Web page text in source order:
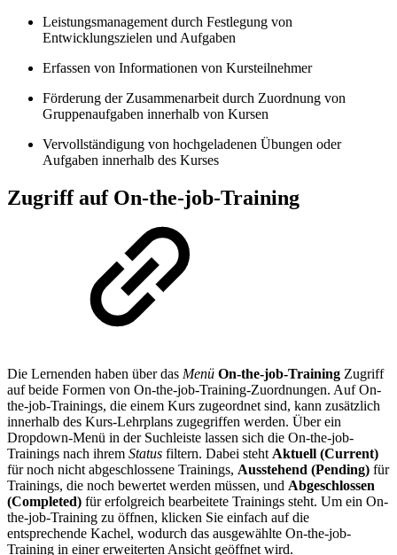
Leistungsmanagement durch Festlegung von
Entwicklungszielen und Aufgaben
Erfassen von Informationen von Kursteilnehmer
Förderung der Zusammenarbeit durch Zuordnung von
Gruppenaufgaben innerhalb von Kursen
Vervollständigung von hochgeladenen Übungen oder
Aufgaben innerhalb des Kurses
Zugriff auf On-the-job-Training
Die Lernenden haben über das Menü On-the-job-Training Zugriff
auf beide Formen von On-the-job-Training-Zuordnungen. Auf On-
the-job-Trainings, die einem Kurs zugeordnet sind, kann zusätzlich
innerhalb des Kurs-Lehrplans zugegriffen werden. Über ein
Dropdown-Menü in der Suchleiste lassen sich die On-the-job-
Trainings nach ihrem Status filtern. Dabei steht Aktuell (Current)
für noch nicht abgeschlossene Trainings, Ausstehend (Pending) für
Trainings, die noch bewertet werden müssen, und Abgeschlossen
(Completed) für erfolgreich bearbeitete Trainings steht. Um ein On-
the-job-Training zu öffnen, klicken Sie einfach auf die
entsprechende Kachel, wodurch das ausgewählte On-the-job-
Training in einer erweiterten Ansicht geöffnet wird.